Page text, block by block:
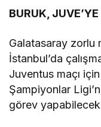
BURUK,
Galatasaray zorlu
İstanbul’da
Juventus maçı
Şampiyonlar
görev